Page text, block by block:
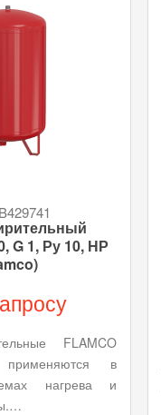
G 1, Ру 10, НР
FLAMCO
в
нагрева и